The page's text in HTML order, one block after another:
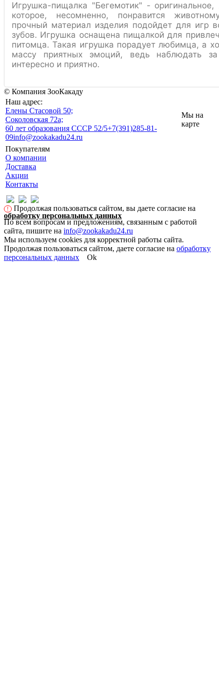
Игрушка-пищалка "Бегемотик" - оригинальное,
которое, несомненно, понравится
прочный материал изделия подойдет для игр
зубов. Игрушка оснащена пищалкой для
питомца. Такая игрушка порадует любимца, а
массу приятных эмоций, ведь наблюдать
интересно и приятно.
© Компания ЗооКакаду
Наш адрес:
Eлены Стасовой 50;
Соколовская 72а;
60 лет образования СССР 52/5+7(391)285-81-
09info@zookakadu24.ru
Мы на
карте
Покупателям
О компании
Доставка
Акции
Контакты
!
Продолжая пользоваться сайтом, вы даете согласие на
обработку персональных данных
По всем вопросам и предложениям, связанным с работой
сайта, пишите на info@zookakadu24.ru
Мы используем cookies для корректной работы сайта.
Продолжая пользоваться сайтом, даете согласие на обработку
персональных данных
Ok